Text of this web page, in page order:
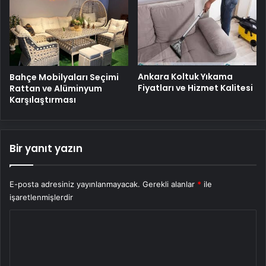
Bahçe Mobilyaları Seçimi
Rattan ve Alüminyum
Karşılaştırması
Ankara Koltuk Yıkama
Fiyatları ve Hizmet Kalitesi
Bir yanıt yazın
E-posta adresiniz yayınlanmayacak. Gerekli alanlar * ile
işaretlenmişlerdir